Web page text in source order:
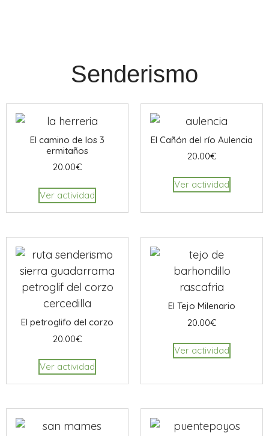
Senderismo
El camino de los 3
ermitaños
20.00€
Ver actividad
El Cañón del río Aulencia
20.00€
Ver actividad
El petroglifo del corzo
20.00€
Ver actividad
El Tejo Milenario
20.00€
Ver actividad